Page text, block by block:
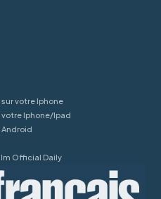
votre Iphone
votre Iphone/Ipad
Android
Official Daily